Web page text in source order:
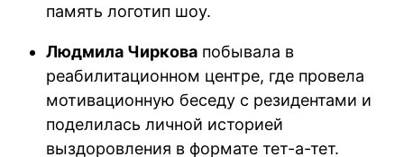
память логотип шоу.
Людмила Чиркова побывала в
реабилитационном центре, где провела
мотивационную беседу с резидентами и
поделилась личной историей
выздоровления в формате тет-а-тет.